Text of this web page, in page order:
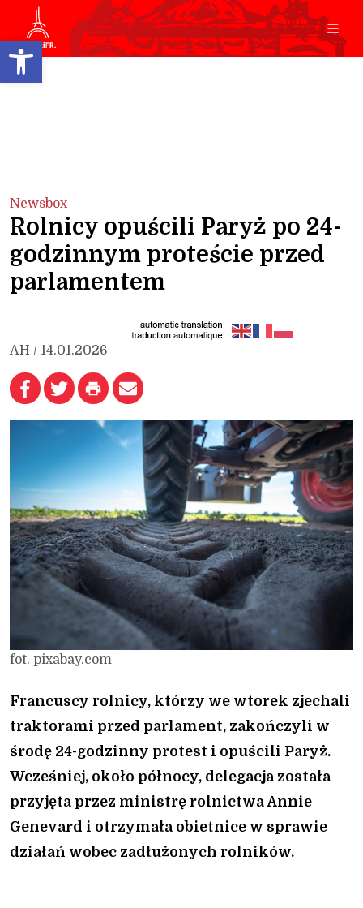
Open toolbar
Newsbox
Rolnicy opuścili Paryż po 24-
godzinnym proteście przed
parlamentem
AH / 14.01.2026
fot. pixabay.com
Francuscy rolnicy, którzy we wtorek zjechali
traktorami przed parlament, zakończyli w
środę 24-godzinny protest i opuścili Paryż.
Wcześniej, około północy, delegacja została
przyjęta przez ministrę rolnictwa Annie
Genevard i otrzymała obietnice w sprawie
działań wobec zadłużonych rolników.